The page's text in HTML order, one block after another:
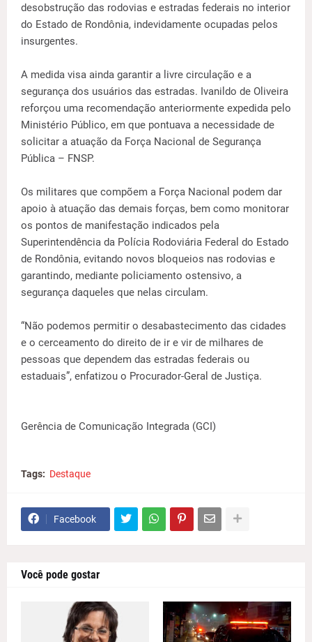
desobstrução das rodovias e estradas federais no interior
do Estado de Rondônia, indevidamente ocupadas pelos
insurgentes.
A medida visa ainda garantir a livre circulação e a
segurança dos usuários das estradas. Ivanildo de Oliveira
reforçou uma recomendação anteriormente expedida pelo
Ministério Público, em que pontuava a necessidade de
solicitar a atuação da Força Nacional de Segurança
Pública – FNSP.
Os militares que compõem a Força Nacional podem dar
apoio à atuação das demais forças, bem como monitorar
os pontos de manifestação indicados pela
Superintendência da Polícia Rodoviária Federal do Estado
de Rondônia, evitando novos bloqueios nas rodovias e
garantindo, mediante policiamento ostensivo, a
segurança daqueles que nelas circulam.
“Não podemos permitir o desabastecimento das cidades
e o cerceamento do direito de ir e vir de milhares de
pessoas que dependem das estradas federais ou
estaduais”, enfatizou o Procurador-Geral de Justiça.
Gerência de Comunicação Integrada (GCI)
Tags: Destaque
Facebook
Você pode gostar